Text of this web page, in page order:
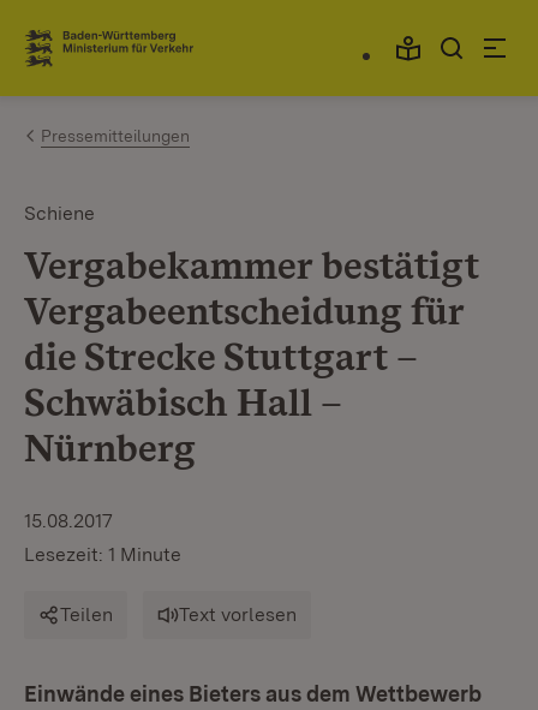
Zum Inhalt springen
Link zur Startseite
Pressemitteilungen
Schiene
Vergabekammer bestätigt
Vergabeentscheidung für
die Strecke Stuttgart –
Schwäbisch Hall –
Nürnberg
15.08.2017
Lesezeit: 1 Minute
Teilen Text vorlesen
Einwände eines Bieters aus dem Wettbewerb